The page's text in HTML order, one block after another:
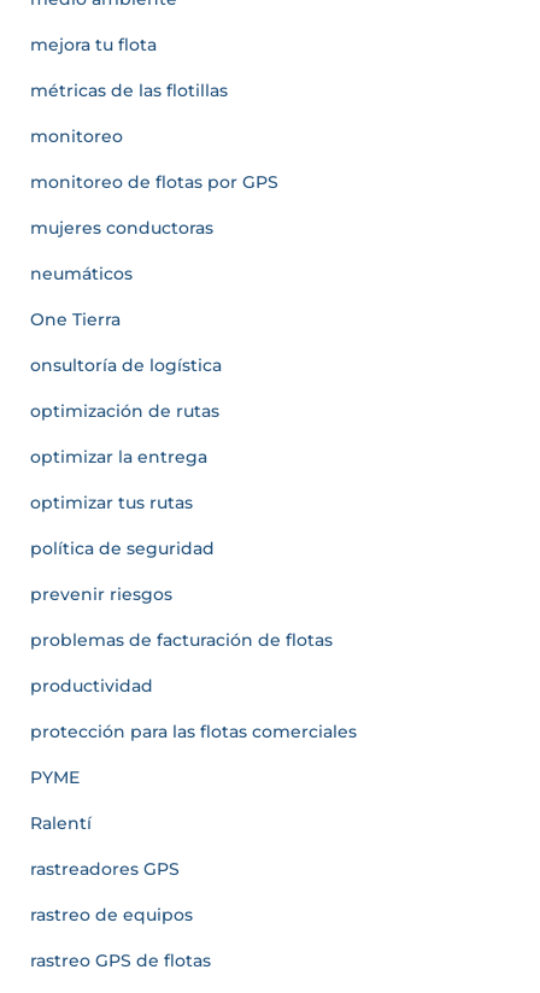
mejora tu flota
métricas de las flotillas
monitoreo
monitoreo de flotas por GPS
mujeres conductoras
neumáticos
One Tierra
onsultoría de logística
optimización de rutas
optimizar la entrega
optimizar tus rutas
política de seguridad
prevenir riesgos
problemas de facturación de flotas
productividad
protección para las flotas comerciales
PYME
Ralentí
rastreadores GPS
rastreo de equipos
rastreo GPS de flotas